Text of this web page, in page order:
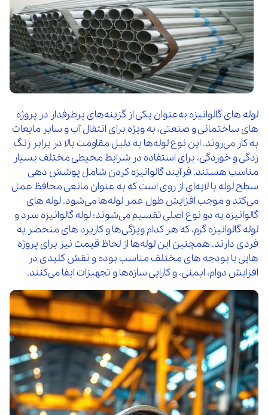
لوله‌ های گالوانیزه به‌عنوان یکی از گزینه‌های پرطرفدار در پروژه‌
های ساختمانی و صنعتی، به‌ ویژه برای انتقال آب و سایر مایعات
به‌ کار می‌روند. این نوع لوله‌ها به دلیل مقاومت بالا در برابر زنگ‌
زدگی و خوردگی، برای استفاده در شرایط محیطی مختلف بسیار
مناسب هستند. فرآیند گالوانیزه کردن شامل پوشش‌ دهی
سطح لوله با لایه‌ای از روی است که به عنوان مانعی محافظ عمل
می‌کند و موجب افزایش طول عمر لوله‌ها می‌شود. لوله‌ های
گالوانیزه به دو نوع اصلی تقسیم می‌شوند: لوله گالوانیزه سرد و
لوله گالوانیزه گرم، که هر کدام ویژگی‌ها و کاربرد های منحصر به‌
فردی دارند. همچنین این لوله‌ها از لحاظ قیمت نیز برای پروژه‌
هایی با بودجه های مختلف مناسب بوده و نقش کلیدی در
افزایش دوام، ایمنی، و کارایی سازه‌ها و تجهیزات ایفا می‌کنند.